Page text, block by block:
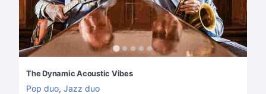
The Dynamic Acoustic Vibes
Pop duo, Jazz duo